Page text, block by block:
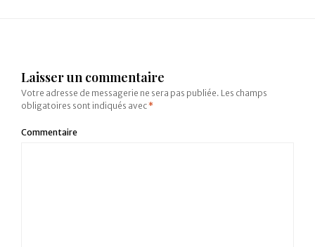
Laisser un commentaire
Votre adresse de messagerie ne sera pas publiée. Les champs
obligatoires sont indiqués avec*
Commentaire